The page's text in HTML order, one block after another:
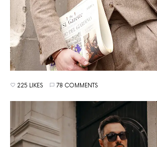
225 LIKES 78 COMMENTS